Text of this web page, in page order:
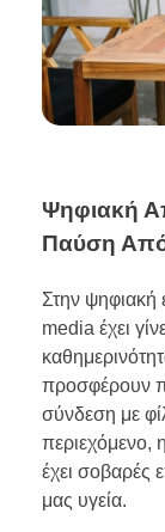
Ψηφιακή
Παύση
Στην ψηφιακή
media έχει
προσφέρουν
σύνδεση με
περιεχόμενο,
έχει σοβαρές
μας υγεία.